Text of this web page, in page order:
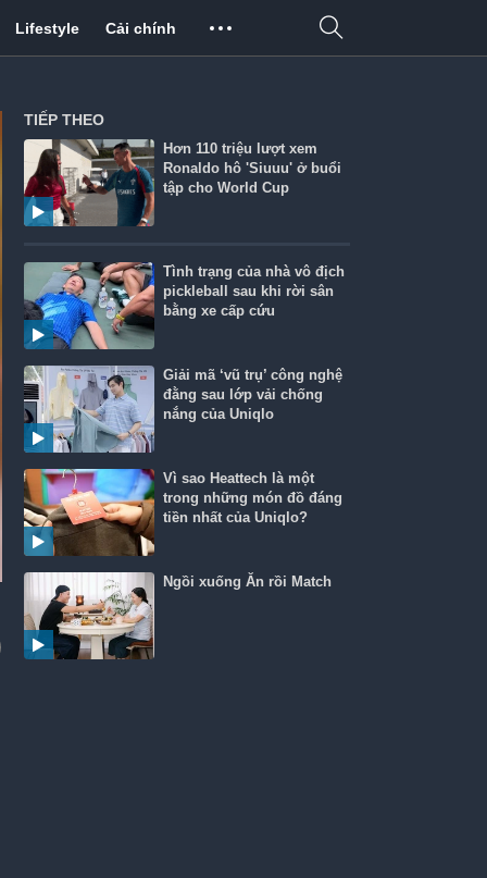
Lifestyle Cải chính
TIẾP THEO
Hơn 110 triệu lượt xem
Ronaldo hô 'Siuuu' ở buổi
tập cho World Cup
Tình trạng của nhà vô địch
pickleball sau khi rời sân
bằng xe cấp cứu
Giải mã ‘vũ trụ’ công nghệ
đằng sau lớp vải chống
nắng của Uniqlo
Vì sao Heattech là một
trong những món đồ đáng
tiền nhất của Uniqlo?
Ngồi xuống Ăn rồi Match